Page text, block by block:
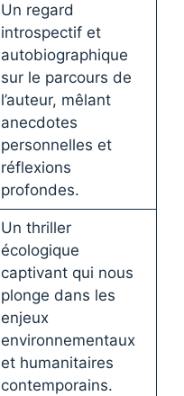
Un regard
introspectif et
autobiographique
sur le parcours de
l’auteur, mêlant
anecdotes
personnelles et
réflexions
profondes.
Un thriller
écologique
captivant qui nous
plonge dans les
enjeux
environnementaux
et humanitaires
contemporains.